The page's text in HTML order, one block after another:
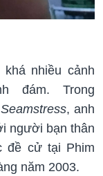
nhiều cảnh
đám. Trong
, anh
người bạn thân
đề cử tại Phim
năm 2003.